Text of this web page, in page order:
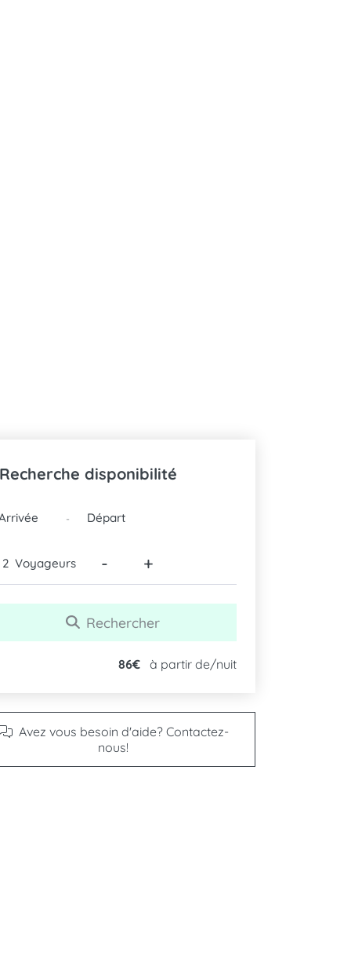
disponibilité
DATES -
Voyageurs - +
Rechercher
86€ à partir de/nuit
Avez vous besoin d'aide? Contactez-
nous!